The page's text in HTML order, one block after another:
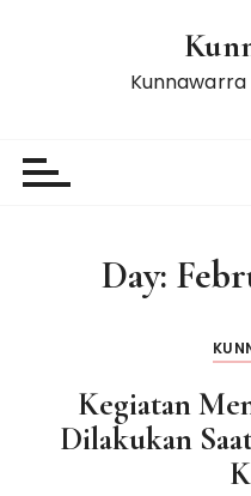
Day:
Kegiatan
Dilakukan